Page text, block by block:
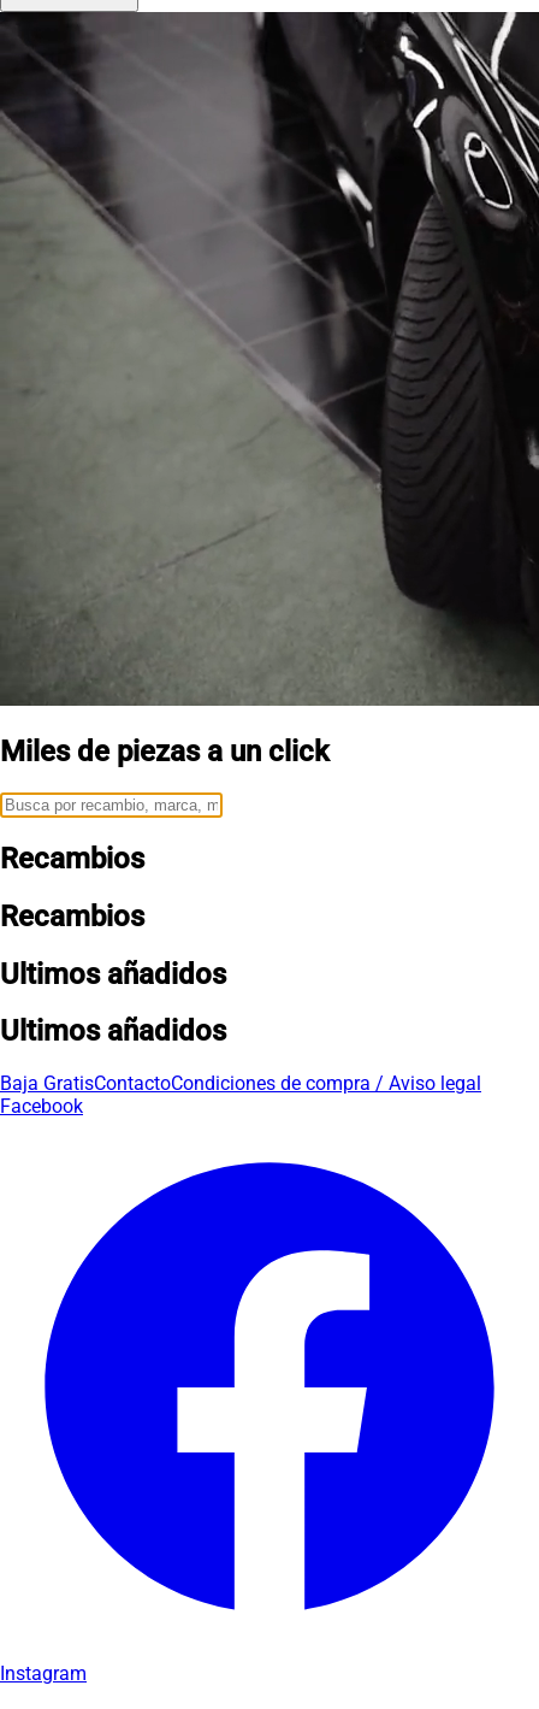
Miles de piezas a un click
Recambios
Recambios
Ultimos añadidos
Ultimos añadidos
Baja GratisContactoCondiciones de compra / Aviso legal
Facebook
Instagram